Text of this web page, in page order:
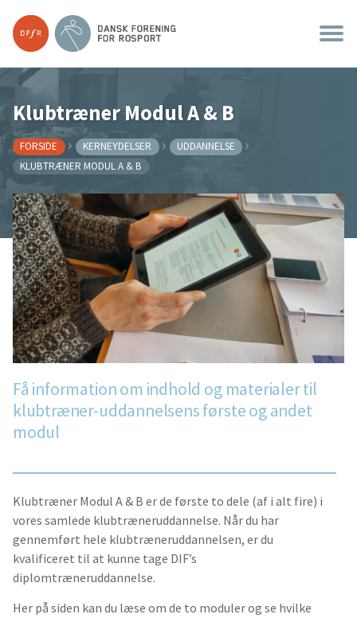
Klubtræner Modul A & B
FORSIDE KERNEYDELSER
UDDANNELSE
KLUBTRÆNER MODUL A & B
Få information om indhold og materialer til
klubtræner-uddannelsens første og andet
modul
Klubtræner Modul A & B er de første to dele (af i alt fire) i
vores samlede klubtræneruddannelse. Når du har
gennemført hele klubtræneruddannelsen, er du
kvalificeret til at kunne tage DIF’s
diplomtræneruddannelse.
Her på siden kan du læse om de to moduler og se hvilke